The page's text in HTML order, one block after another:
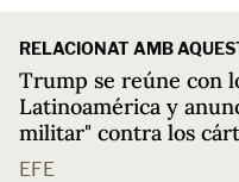
RELACIONAT AMB
Trump se reúne con
Latinoamérica y
militar" contra los
EFE